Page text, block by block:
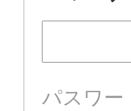
パスワ